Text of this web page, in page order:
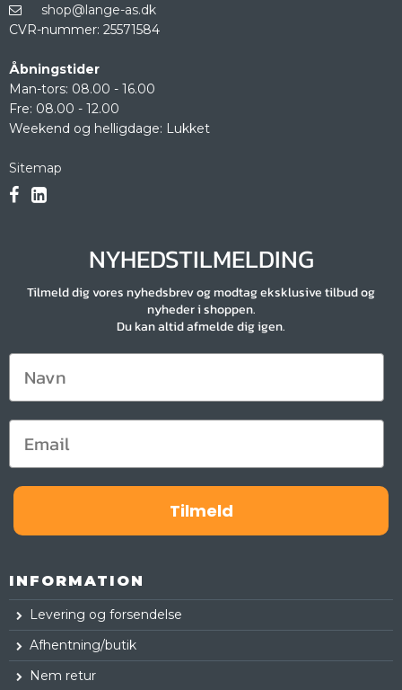
shop@lange-as.dk
CVR-nummer: 25571584
Åbningstider
Man-tors: 08.00 - 16.00
Fre: 08.00 - 12.00
Weekend og helligdage: Lukket
Sitemap
NYHEDSTILMELDING
Tilmeld dig vores nyhedsbrev og modtag eksklusive tilbud og
nyheder i shoppen.
Du kan altid afmelde dig igen.
Tilmeld
INFORMATION
Levering og forsendelse
Afhentning/butik
Nem retur